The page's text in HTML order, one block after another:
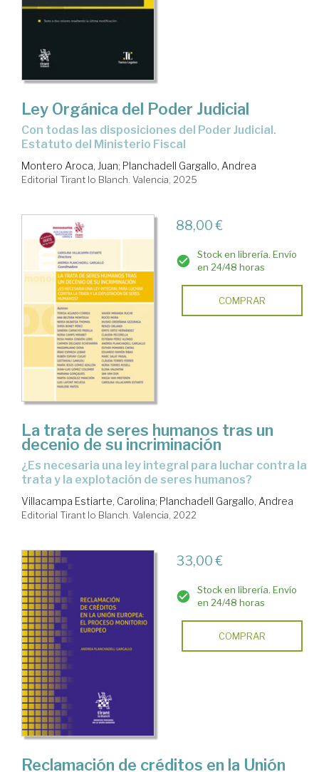
Ley Orgánica del Poder Judicial
con todas las disposiciones del Poder Judicial.
Estatuto del Ministerio Fiscal
Montero Aroca, Juan; Planchadell Gargallo, Andrea
Editorial Tirant lo Blanch. Valencia, 2025
88,00 €
Stock en librería. Envío
en 24/48 horas
COMPRAR
La trata de seres humanos tras un
decenio de su incriminación
¿es necesaria una ley integral para luchar contra la
trata y la explotación de seres humanos?
Villacampa Estiarte, Carolina; Planchadell Gargallo, Andrea
Editorial Tirant lo Blanch. Valencia, 2022
33,00 €
Stock en librería. Envío
en 24/48 horas
COMPRAR
Reclamación de créditos en la Unión